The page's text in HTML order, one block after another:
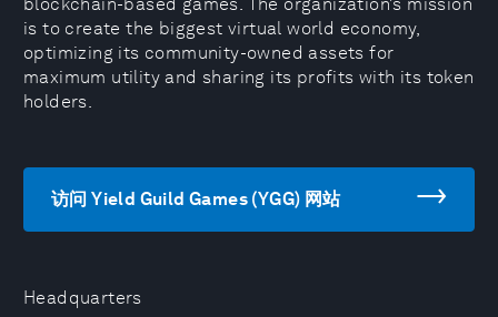
Headquarters
is to create the biggest virtual world economy,
optimizing its community-owned assets for
maximum utility and sharing its profits with its token
holders.
访问 Yield Guild Games (YGG) 网站